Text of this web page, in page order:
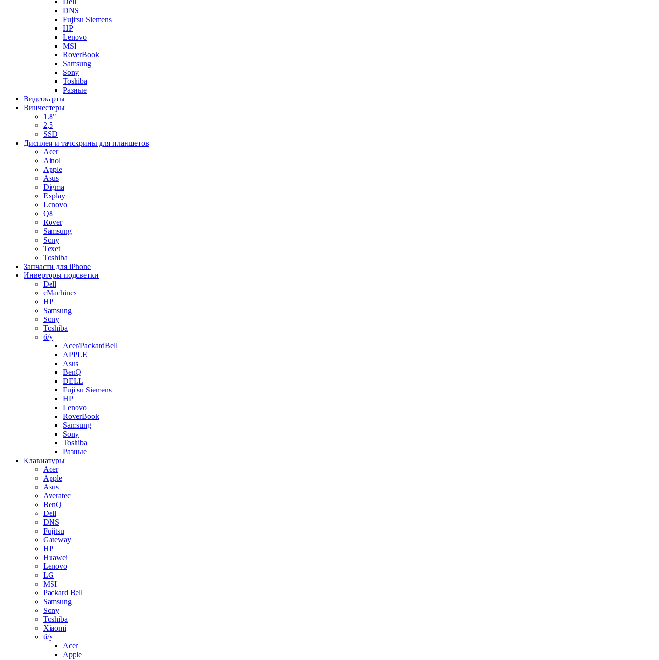
DNS
Fujitsu Siemens
HP
Lenovo
MSI
RoverBook
Samsung
Sony
Toshiba
Разные
Видеокарты
Винчестеры
1.8"
2,5
SSD
Дисплеи и тачскрины для планшетов
Acer
Ainol
Apple
Asus
Digma
Explay
Lenovo
Q8
Rover
Samsung
Sony
Texet
Toshiba
Запчасти для iPhone
Инверторы подсветки
Dell
eMachines
HP
Samsung
Sony
Toshiba
б/у
Acer/PackardBell
APPLE
Asus
BenQ
DELL
Fujitsu Siemens
HP
Lenovo
RoverBook
Samsung
Sony
Toshiba
Разные
Клавиатуры
Acer
Apple
Asus
Averatec
BenQ
Dell
DNS
Fujitsu
Gateway
HP
Huawei
Lenovo
LG
MSI
Packard Bell
Samsung
Sony
Toshiba
Xiaomi
б/у
Acer
Apple